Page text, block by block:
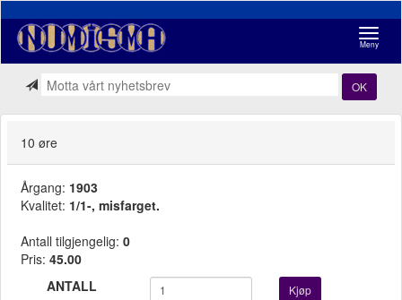
Meny
OK
10 øre
Årgang: 1903
Kvalitet: 1/1-, misfarget.
Antall tilgjengelig: 0
Pris: 45.00
ANTALL
Kjøp